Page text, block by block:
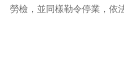
勞檢，並同樣勒令停業，依